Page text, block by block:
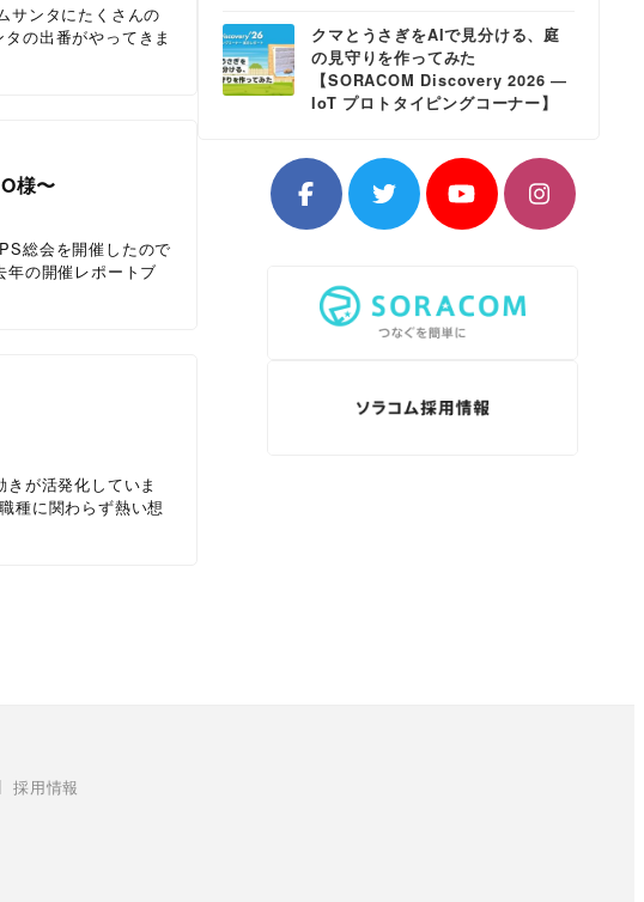
サンタにたくさんの
の出番がやってきま
様〜
総会を開催したので
の開催レポートブ
が活発化していま
種に関わらず熱い想
クマとうさぎをAIで見分ける、庭
の見守りを作ってみた
【SORACOM Discovery 2026 ―
IoT プロトタイピングコーナー】
採用情報